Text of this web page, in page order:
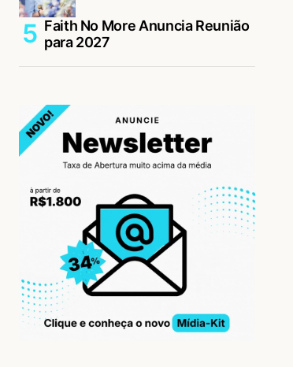
Faith No More Anuncia Reunião
para 2027